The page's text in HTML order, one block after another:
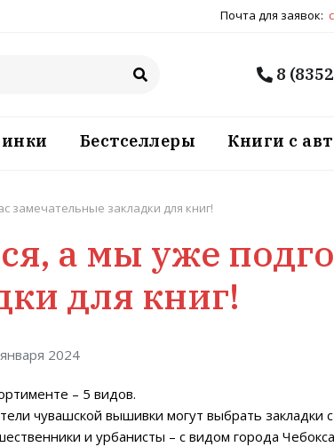
Почта для заявок:
8
Бестселлеры Книги с
замечательные закладки для книг!
а мы уже
для книг!
2024
– 5 видов.
чувашской вышивки могут выбрать
и урбанисты – с видом города